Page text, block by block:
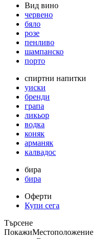
Вид вино
червено
бяло
розе
пенливо
шампанско
порто
спиртни напитки
уиски
бренди
грапа
ликьор
водка
коняк
арманяк
калвадос
бира
бира
Оферти
Купи сега
Търсене
ПокажиМестоположение